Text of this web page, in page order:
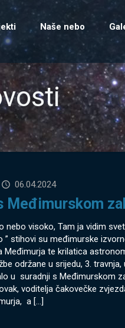
Naše nebo
06.04.2024
Međimurskom
nebo visoko, Tam ja vidim
” stihovi su međimurske
Međimurja te krilatica
održane u srijedu, 3.
u suradnji s Međimurskom
voditelja čakovečke
a[…]